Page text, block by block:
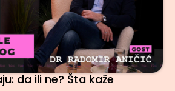
da ili ne? Šta kaže